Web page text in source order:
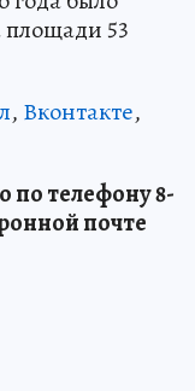
площади 53
, Вконтакте,
по телефону 8-
почте